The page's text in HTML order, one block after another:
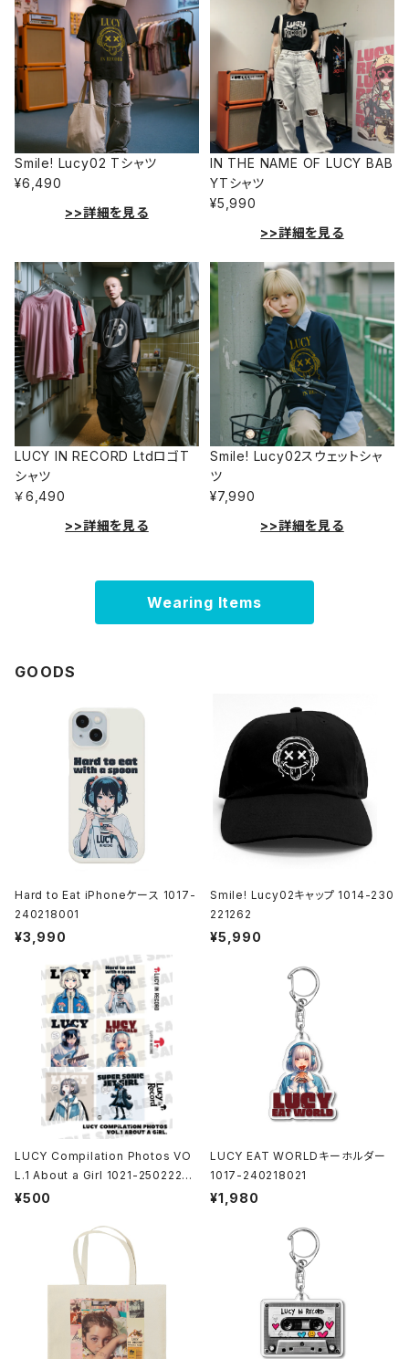
Smile! Lucy02 Tシャツ
¥6,490
>>詳細を見る
IN THE NAME OF LUCY BAB
YTシャツ
¥5,990
>>詳細を見る
LUCY IN RECORD LtdロゴT
シャツ
￥6,490
>>詳細を見る
Smile! Lucy02スウェットシャ
ツ
¥7,990
>>詳細を見る
Wearing Items
GOODS
Hard to Eat iPhoneケース 1017-
240218001
¥3,990
Smile! Lucy02キャップ 1014-230
221262
¥5,990
LUCY Compilation Photos VO
L.1 About a Girl 1021-25022200
1
¥500
LUCY EAT WORLDキーホルダー
1017-240218021
¥1,980